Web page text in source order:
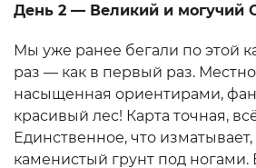
День 2 — Великий и могучий
Мы уже ранее бегали по этой
раз — как в первый раз.
насыщенная ориентирами,
красивый лес! Карта точная,
Единственное, что
каменистый грунт под